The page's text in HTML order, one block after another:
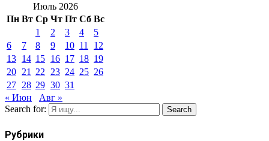
Июль 2026
Пн Вт Ср Чт Пт Сб Вс
1
2 3 4
5
6
7 8 9 10 11
12
13 14 15 16 17 18 19
20 21 22 23 24 25 26
27 28 29 30 31
« Июн
Авг »
Search for:
Search
Рубрики